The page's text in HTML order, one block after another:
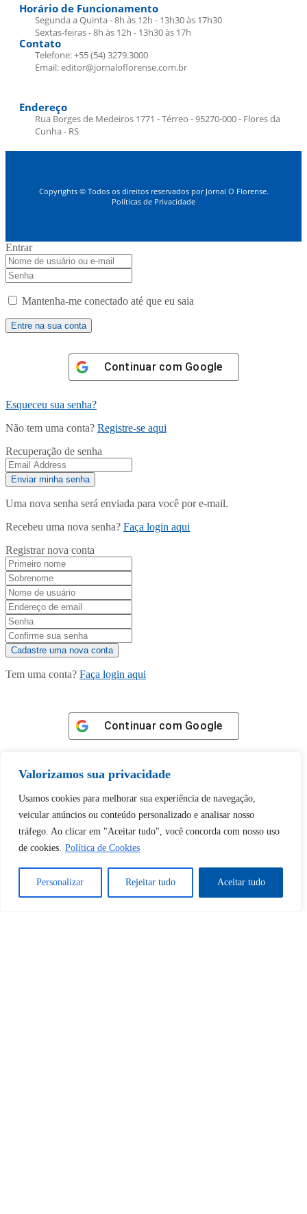
Valorizamos sua privacidade
Usamos cookies para melhorar sua experiência de navegação,
veicular anúncios ou conteúdo personalizado e analisar nosso
tráfego. Ao clicar em "Aceitar tudo", você concorda com nosso uso
de cookies. Política de Cookies
Personalizar Rejeitar tudo Aceitar tudo
Horário de Funcionamento
Segunda a Quinta - 8h às 12h - 13h30 às 17h30
Sextas-feiras - 8h às 12h - 13h30 às 17h
Contato
Telefone: +55 (54) 3279.3000
Email: editor@jornaloflorense.com.br
Endereço
Rua Borges de Medeiros 1771 - Térreo - 95270-000 - Flores da
Cunha - RS
Copyrights © Todos os direitos reservados por Jornal O Florense.
Políticas de Privacidade
Entrar
Mantenha-me conectado até que eu saia
Continuar com Google
Esqueceu sua senha?
Não tem uma conta? Registre-se aqui
Recuperação de senha
Uma nova senha será enviada para você por e-mail.
Recebeu uma nova senha? Faça login aqui
Registrar nova conta
Tem uma conta? Faça login aqui
Continuar com Google
Tem certeza de que deseja
desbloquear esta publicação?
Desbloquear esquerda : 0